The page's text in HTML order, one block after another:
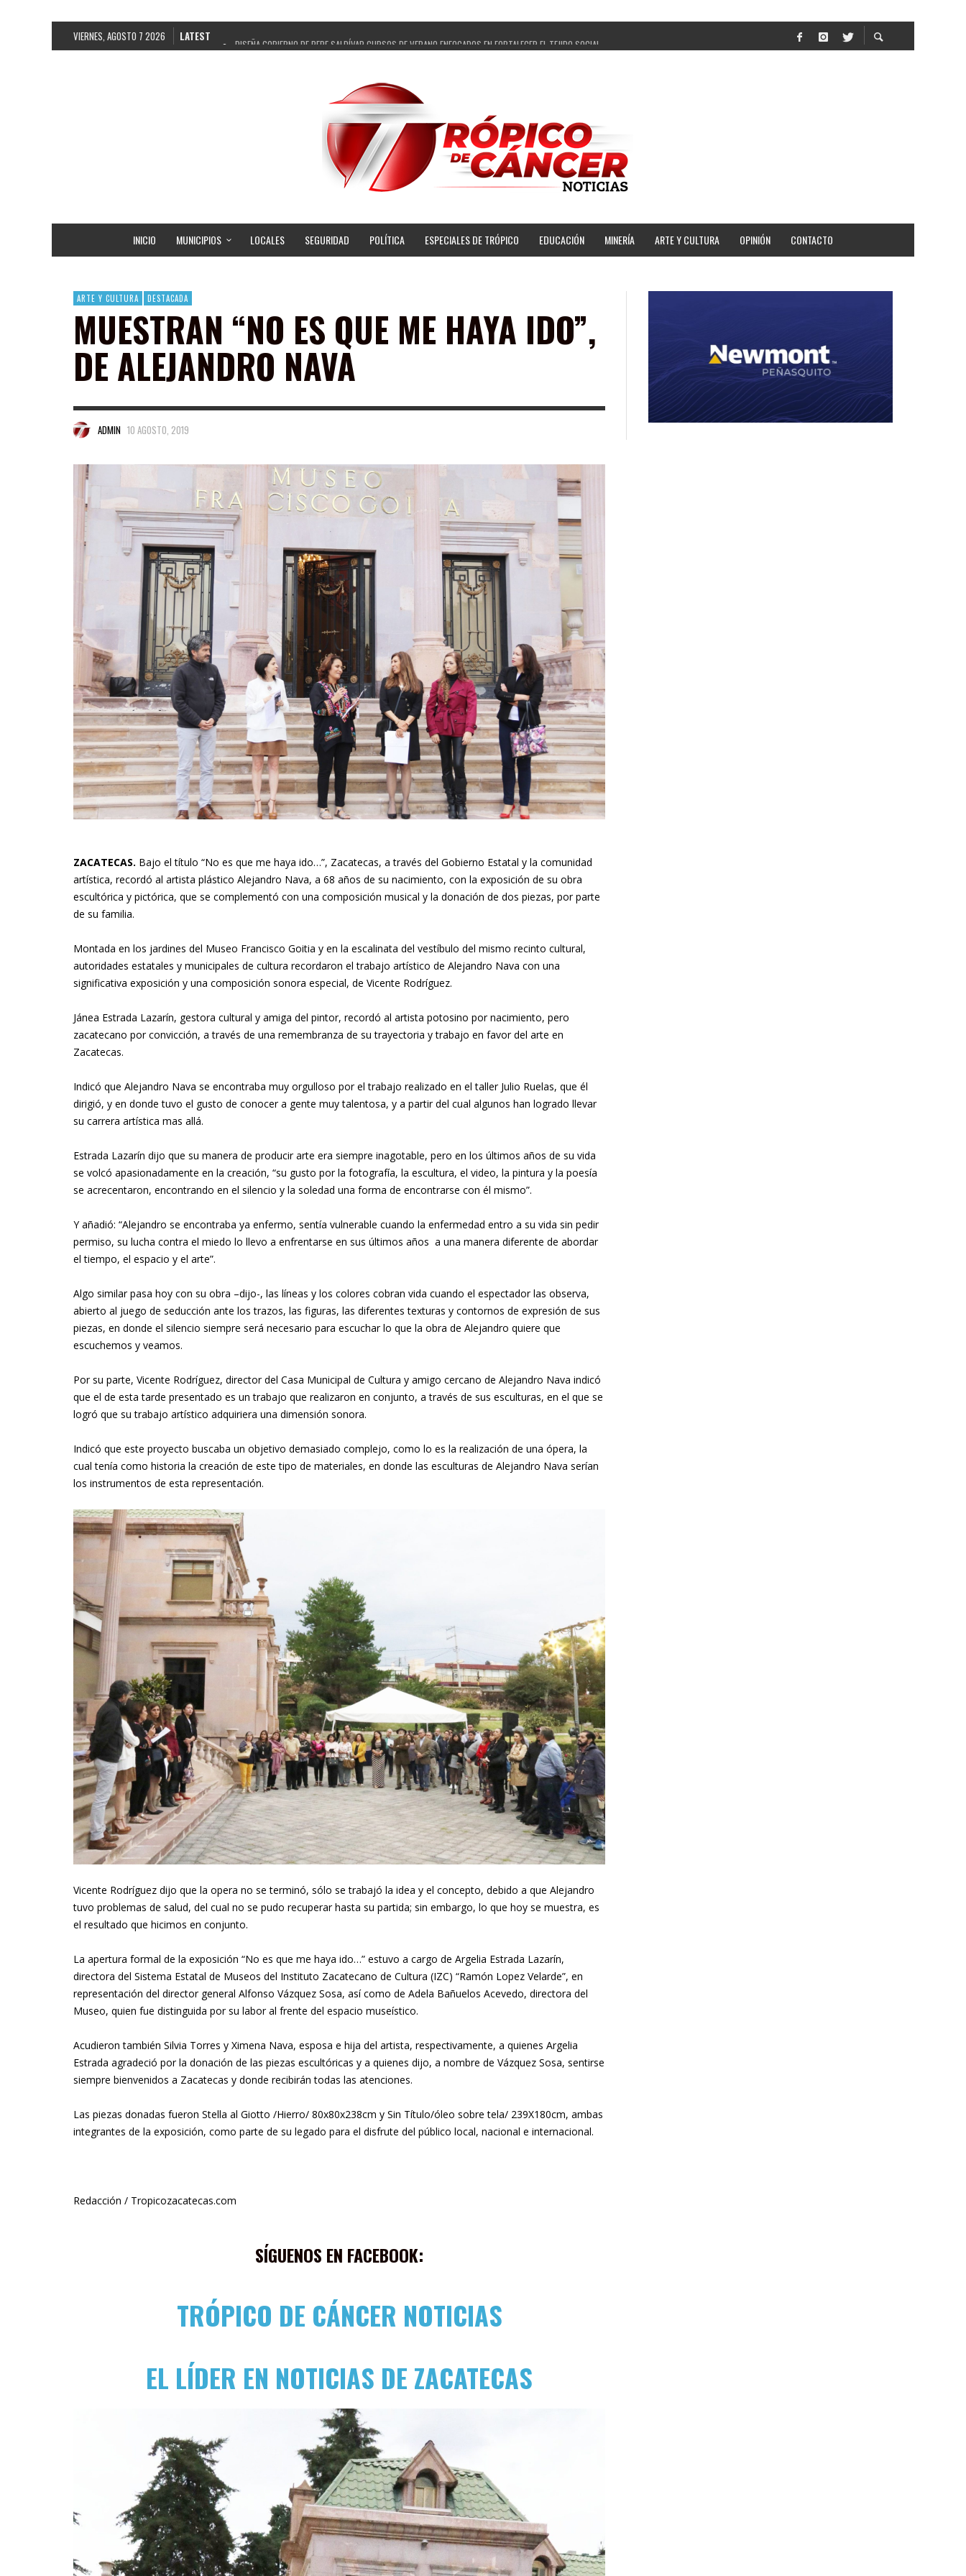
VIERNES, AGOSTO 7 2026 LATEST
DISEÑA GOBIERNO DE PEPE SALDÍVAR CURSOS DE VERANO ENFOCADOS EN FORTALECER EL TEJIDO SOCIAL
FORTALECE GOBIERNO DE PEPE SALDÍVAR LA EDUCACIÓN EN LA ZACATECANA CON COMODATO DE CENTRO DE BIENESTAR
GOBIERNO DE PEPE SALDÍVAR Y GRUPO FEMSA GENERAN MÁS DE 3 MIL EMPLEOS EN GUADALUPE
CUARTA FERIA EXPO AGROPECUARIA TRAJO BENEFICIO DIRECTO A GUADALUPE: PEPE SALDÍVAR
RECONOCE PEPE SALDÍVAR A ARTISTA ZACATECANA VICTORIA HERNÁNDEZ
SON MUJERES GUADALUPENSES PRINCIPALES BENEFICIADAS DEL PROGRAMA VIVIENDAS PARA EL BIENESTAR
INICIO MUNICIPIOS LOCALES SEGURIDAD POLÍTICA ESPECIALES DE TRÓPICO EDUCACIÓN MINERÍA ARTE Y CULTURA OPINIÓN CONTACTO
ARTE Y CULTURA DESTACADA
MUESTRAN “NO ES QUE ME HAYA IDO”,
DE ALEJANDRO NAVA
ADMIN 10 AGOSTO, 2019
ZACATECAS. Bajo el título “No es que me haya ido…”, Zacatecas, a través del Gobierno Estatal y la comunidad
artística, recordó al artista plástico Alejandro Nava, a 68 años de su nacimiento, con la exposición de su obra
escultórica y pictórica, que se complementó con una composición musical y la donación de dos piezas, por parte
de su familia.
Montada en los jardines del Museo Francisco Goitia y en la escalinata del vestíbulo del mismo recinto cultural,
autoridades estatales y municipales de cultura recordaron el trabajo artístico de Alejandro Nava con una
significativa exposición y una composición sonora especial, de Vicente Rodríguez.
Jánea Estrada Lazarín, gestora cultural y amiga del pintor, recordó al artista potosino por nacimiento, pero
zacatecano por convicción, a través de una remembranza de su trayectoria y trabajo en favor del arte en
Zacatecas.
Indicó que Alejandro Nava se encontraba muy orgulloso por el trabajo realizado en el taller Julio Ruelas, que él
dirigió, y en donde tuvo el gusto de conocer a gente muy talentosa, y a partir del cual algunos han logrado llevar
su carrera artística mas allá.
Estrada Lazarín dijo que su manera de producir arte era siempre inagotable, pero en los últimos años de su vida
se volcó apasionadamente en la creación, “su gusto por la fotografía, la escultura, el video, la pintura y la poesía
se acrecentaron, encontrando en el silencio y la soledad una forma de encontrarse con él mismo”.
Y añadió: “Alejandro se encontraba ya enfermo, sentía vulnerable cuando la enfermedad entro a su vida sin pedir
permiso, su lucha contra el miedo lo llevo a enfrentarse en sus últimos años a una manera diferente de abordar
el tiempo, el espacio y el arte”.
Algo similar pasa hoy con su obra –dijo-, las líneas y los colores cobran vida cuando el espectador las observa,
abierto al juego de seducción ante los trazos, las figuras, las diferentes texturas y contornos de expresión de sus
piezas, en donde el silencio siempre será necesario para escuchar lo que la obra de Alejandro quiere que
escuchemos y veamos.
Por su parte, Vicente Rodríguez, director del Casa Municipal de Cultura y amigo cercano de Alejandro Nava indicó
que el de esta tarde presentado es un trabajo que realizaron en conjunto, a través de sus esculturas, en el que se
logró que su trabajo artístico adquiriera una dimensión sonora.
Indicó que este proyecto buscaba un objetivo demasiado complejo, como lo es la realización de una ópera, la
cual tenía como historia la creación de este tipo de materiales, en donde las esculturas de Alejandro Nava serían
los instrumentos de esta representación.
Vicente Rodríguez dijo que la opera no se terminó, sólo se trabajó la idea y el concepto, debido a que Alejandro
tuvo problemas de salud, del cual no se pudo recuperar hasta su partida; sin embargo, lo que hoy se muestra, es
el resultado que hicimos en conjunto.
La apertura formal de la exposición “No es que me haya ido…” estuvo a cargo de Argelia Estrada Lazarín,
directora del Sistema Estatal de Museos del Instituto Zacatecano de Cultura (IZC) “Ramón Lopez Velarde”, en
representación del director general Alfonso Vázquez Sosa, así como de Adela Bañuelos Acevedo, directora del
Museo, quien fue distinguida por su labor al frente del espacio museístico.
Acudieron también Silvia Torres y Ximena Nava, esposa e hija del artista, respectivamente, a quienes Argelia
Estrada agradeció por la donación de las piezas escultóricas y a quienes dijo, a nombre de Vázquez Sosa, sentirse
siempre bienvenidos a Zacatecas y donde recibirán todas las atenciones.
Las piezas donadas fueron Stella al Giotto /Hierro/ 80x80x238cm y Sin Título/óleo sobre tela/ 239X180cm, ambas
integrantes de la exposición, como parte de su legado para el disfrute del público local, nacional e internacional.
Redacción / Tropicozacatecas.com
SÍGUENOS EN FACEBOOK:
TRÓPICO DE CÁNCER NOTICIAS
EL LÍDER EN NOTICIAS DE ZACATECAS